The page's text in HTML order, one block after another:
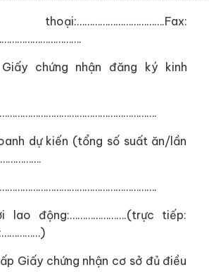
chứng nhận đăng ký kinh
dự kiến (tổng số suất ăn/lần
lao động:………………….(trực tiếp:
Giấy chứng nhận cơ sở đủ điều